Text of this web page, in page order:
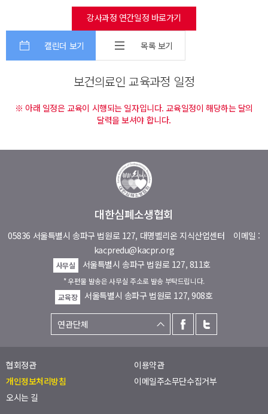
강사과정 연간일정 바로가기
캘린더 보기 목록 보기
보건의료인 교육과정 일정
※ 아래 일정은 교육이 시행되는 일자입니다. 교육일정이 해당하는 달의
달력을 보셔야 합니다.
대한심폐소생협회
05836 서울특별시 송파구 법원로 127, 대명벨리온 지식산업센터 이메일 :
kacpredu@kacpr.org
사무실 서울특별시 송파구 법원로 127, 811호
* 우편물 발송은 사무실 주소로 발송 부탁드립니다.
교육장
서울특별시 송파구 법원로 127, 908호
협회정관
이용약관
개인정보처리방침
이메일주소무단수집거부
오시는 길